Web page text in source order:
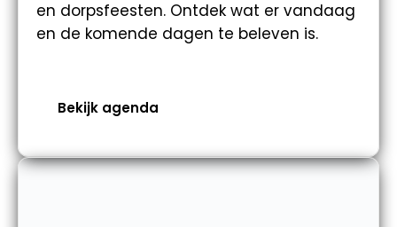
en dorpsfeesten. Ontdek wat er vandaag
en de komende dagen te beleven is.
Bekijk agenda